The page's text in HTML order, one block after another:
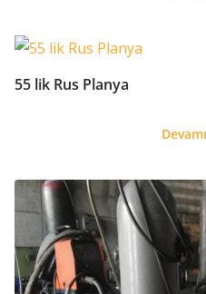
55 lik Rus Planya